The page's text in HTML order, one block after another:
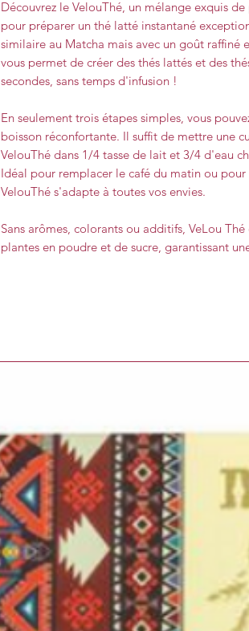
Découvrez le VelouThé, un mélange exquis
pour préparer un thé latté instantané
similaire au Matcha mais avec un goût raffiné
vous permet de créer des thés lattés et des
secondes, sans temps d'infusion !
En seulement trois étapes simples, vous
boisson réconfortante. Il suffit de mettre une
VelouThé dans 1/4 tasse de lait et 3/4 d'eau
Idéal pour remplacer le café du matin ou
VelouThé s'adapte à toutes vos envies.
Sans arômes, colorants ou additifs, VeLou
plantes en poudre et de sucre, garantissant